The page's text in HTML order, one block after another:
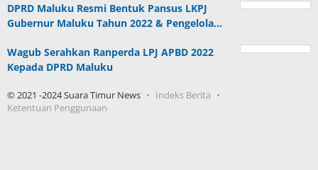
DPRD Maluku Resmi Bentuk Pansus LKPJ
Gubernur Maluku Tahun 2022 & Pengelola…
Wagub Serahkan Ranperda LPJ APBD 2022
Kepada DPRD Maluku
© 2021 -2024 Suara Timur News
Indeks Berita
Ketentuan Penggunaan